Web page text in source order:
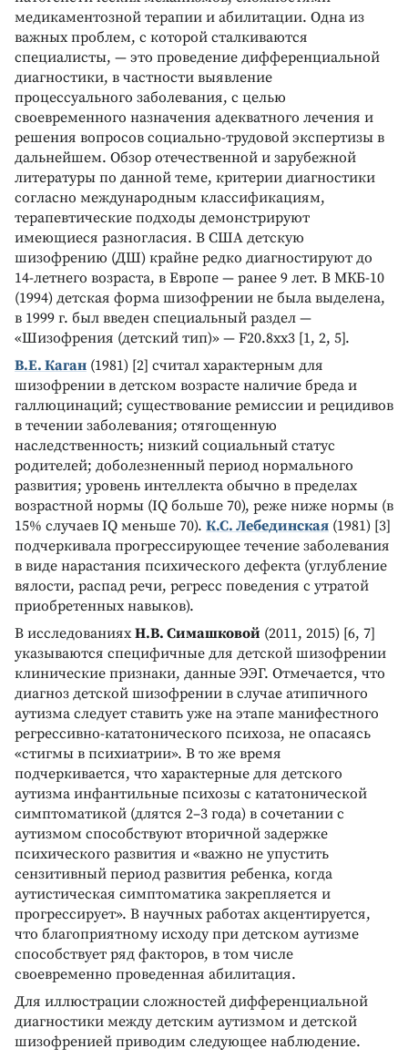
медикаментозной терапии и абилитации. Одна из
важных проблем, с которой сталкиваются
специалисты, — это проведение дифференциальной
диагностики, в частности выявление
процессуального заболевания, с целью
своевременного назначения адекватного лечения и
решения вопросов социально-трудовой экспертизы в
дальнейшем. Обзор отечественной и зарубежной
литературы по данной теме, критерии диагностики
согласно международным классификациям,
терапевтические подходы демонстрируют
имеющиеся разногласия. В США детскую
шизофрению (ДШ) крайне редко диагностируют до
14-летнего возраста, в Европе — ранее 9 лет. В МКБ-10
(1994) детская форма шизофрении не была выделена,
в 1999 г. был введен специальный раздел —
«Шизофрения (детский тип)» — F20.8xx3 [1, 2, 5].
В.Е. Каган (1981) [2] считал характерным для
шизофрении в детском возрасте наличие бреда и
галлюцинаций; существование ремиссии и рецидивов
в течении заболевания; отягощенную
наследственность; низкий социальный статус
родителей; доболезненный период нормального
развития; уровень интеллекта обычно в пределах
возрастной нормы (IQ больше 70), реже ниже нормы (в
15% случаев IQ меньше 70). К.С. Лебединская (1981) [3]
подчеркивала прогрессирующее течение заболевания
в виде нарастания психического дефекта (углубление
вялости, распад речи, регресс поведения с утратой
приобретенных навыков).
В исследованияхН.В. Симашковой (2011, 2015) [6, 7]
указываются специфичные для детской шизофрении
клинические признаки, данные ЭЭГ. Отмечается, что
диагноз детской шизофрении в случае атипичного
аутизма следует ставить уже на этапе манифестного
регрессивно-кататонического психоза, не опасаясь
«стигмы в психиатрии». В то же время
подчеркивается, что характерные для детского
аутизма инфантильные психозы с кататонической
симптоматикой (длятся 2–3 года) в сочетании с
аутизмом способствуют вторичной задержке
психического развития и «важно не упустить
сензитивный период развития ребенка, когда
аутистическая симптоматика закрепляется и
прогрессирует». В научных работах акцентируется,
что благоприятному исходу при детском аутизме
способствует ряд факторов, в том числе
своевременно проведенная абилитация.
Для иллюстрации сложностей дифференциальной
диагностики между детским аутизмом и детской
шизофренией приводим следующее наблюдение.